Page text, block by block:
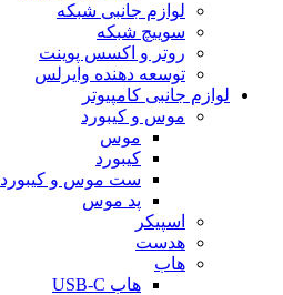
لوازم جانبی شبکه
سوییچ شبکه
روتر و اکسس پوینت
توسعه دهنده وایرلس
لوازم جانبی کامپیوتر
موس و کیبورد
موس
کیبورد
ست موس و کیبورد
پد موس
اسپیکر
هدست
هاب
هاب USB-C